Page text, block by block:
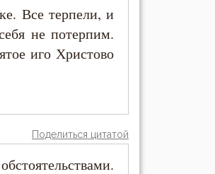
Все терпели, и
не потерпим.
иго Христово
Поделиться цитатой